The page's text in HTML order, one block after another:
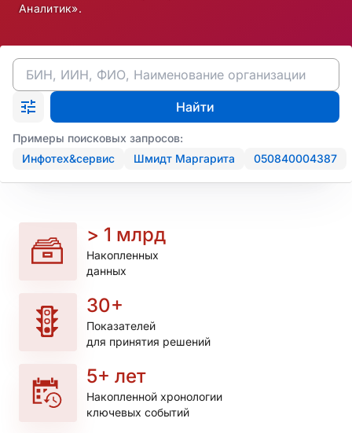
Аналитик».
Найти
Примеры поисковых запросов:
Инфотех&сервис
Шмидт Маргарита 050840004387
> 1 млрд
Накопленных
данных
30+
Показателей
для принятия решений
5+ лет
Накопленной хронологии
ключевых событий